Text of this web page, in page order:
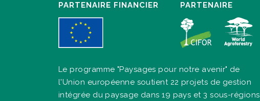
PARTENAIRE FINANCIER PARTENAIRE
Le programme "Paysages pour notre avenir" de
l'Union européenne soutient 22 projets de gestion
intégrée du paysage dans 19 pays et 3 sous-régions